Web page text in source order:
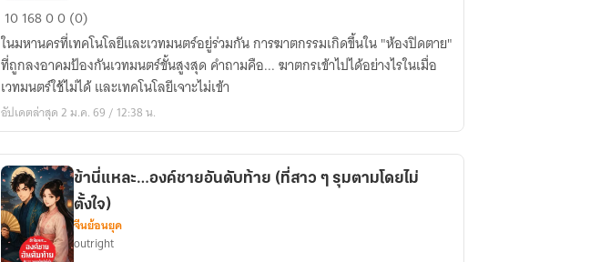
Midnight
Arcanum
คดี
ปริศนา
ผ่า
ราตรี
1016800 (0)
ในมหานครที่เทคโนโลยีและเวทมนตร์อยู่ร่วมกัน การฆาตกรรมเกิดขึ้นใน "ห้องปิดตาย"
ที่ถูกลงอาคมป้องกันเวทมนตร์ขั้นสูงสุด คำถามคือ... ฆาตกรเข้าไปได้อย่างไรในเมื่อ
เวทมนตร์ใช้ไม่ได้ และเทคโนโลยีเจาะไม่เข้า
อัปเดตล่าสุด 2 ม.ค. 69 / 12:38 น.
ข้านี่แหละ…องค์ชายอันดับท้าย (ที่สาว ๆ รุมตามโดยไม่
ตั้งใจ)
จีนย้อนยุค
outright